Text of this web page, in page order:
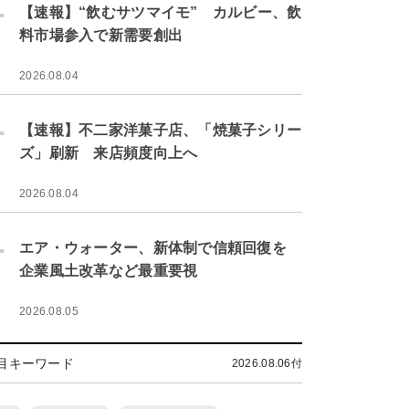
【速報】“飲むサツマイモ” カルビー、飲
料市場参入で新需要創出
2026.08.04
【速報】不二家洋菓子店、「焼菓子シリー
ズ」刷新 来店頻度向上へ
2026.08.04
エア・ウォーター、新体制で信頼回復を
企業風土改革など最重要視
2026.08.05
キーワード 2026.08.06付